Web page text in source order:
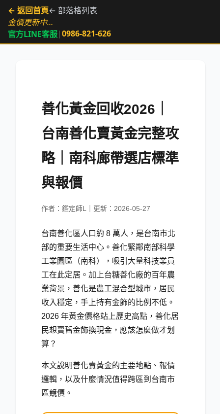
← 返回首頁← 部落格列表
金價更新中…
官方LINE客服|0986-821-626
善化黃金回收2026｜
台南善化賣黃金完整攻
略｜南科廊帶選店標準
與報價
作者：鑑定師L｜更新：2026-05-27
台南善化區人口約 8 萬人，是台南市北
部的重要生活中心。善化緊鄰南部科學
工業園區（南科），吸引大量科技業員
工在此定居。加上台糖善化廠的百年農
業背景，善化是農工混合型城市，居民
收入穩定，手上持有金飾的比例不低。
2026 年黃金價格站上歷史高點，善化居
民想賣舊金飾換現金，應該怎麼做才划
算？
本文說明善化賣黃金的主要地點、報價
邏輯，以及什麼情況值得跨區到台南市
區競價。